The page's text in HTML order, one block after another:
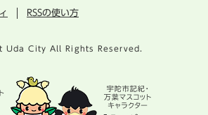
RSSの使い方
Uda City All Rights Reserved.